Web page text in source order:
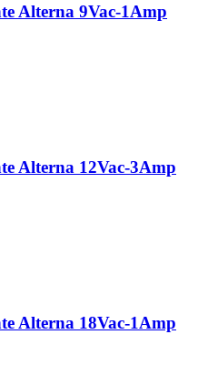
Alterna 9Vac-1Amp
Alterna 12Vac-3Amp
Alterna 18Vac-1Amp